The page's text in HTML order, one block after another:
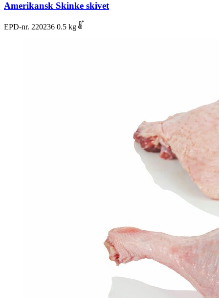
Amerikansk Skinke skivet
EPD-nr. 220236 0.5 kg